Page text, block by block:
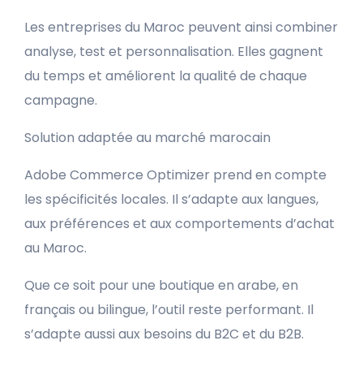
Les entreprises du Maroc peuvent ainsi combiner
analyse, test et personnalisation. Elles gagnent
du temps et améliorent la qualité de chaque
campagne.
Solution adaptée au marché marocain
Adobe Commerce Optimizer prend en compte
les spécificités locales. Il s’adapte aux langues,
aux préférences et aux comportements d’achat
au Maroc.
Que ce soit pour une boutique en arabe, en
français ou bilingue, l’outil reste performant. Il
s’adapte aussi aux besoins du B2C et du B2B.